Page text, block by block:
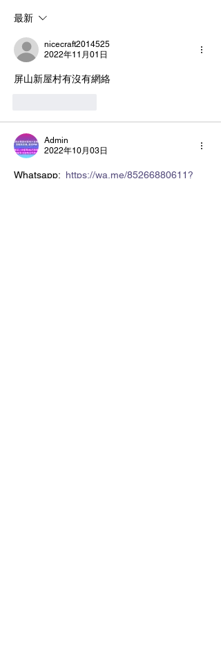
最新
nicecraft2014525
2022年11月01日
屏山新屋村有沒有網絡
Admin
2022年10月03日
Whatsapp: https://wa.me/85266880611?